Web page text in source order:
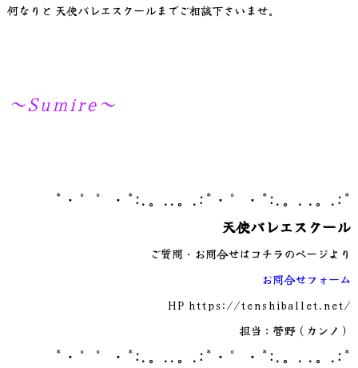
何なりと 天使バレエスクールまでご相談下さいませ。
～Sumire～
*・゜゜・*:.。..。.:*・゜・*:.。. .。.:*
天使バレエスクール
ご質問・お問合せはコチラのページより
お問合せフォーム
HP https://tenshiballet.net/
担当：菅野（カンノ）
*・゜゜・*:.。..。.:*・゜・*:.。. .。.:*